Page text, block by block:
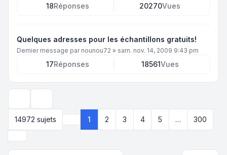
18Réponses 20270Vues
Quelques adresses pour les échantillons gratuits!
Dernier message par nounou72 » sam. nov. 14, 2009 9:43 pm
17Réponses 18561Vues
14972 sujets
Page 1 sur300
1 2 3 4 5 …
300